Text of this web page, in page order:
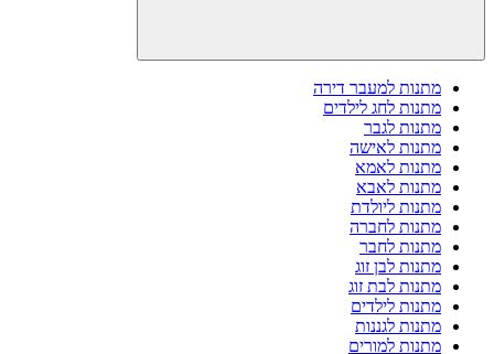
מתנות למעבר דירה
מתנות לחג לילדים
מתנות לגבר
מתנות לאישה
מתנות לאמא
מתנות לאבא
מתנות ליולדת
מתנות לחברה
מתנות לחבר
מתנות לבן זוג
מתנות לבת זוג
מתנות לילדים
מתנות לגננות
מתנות למורים